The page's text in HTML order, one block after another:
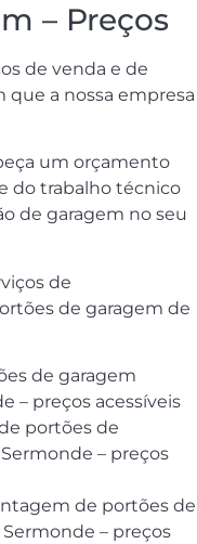
– Preços
de venda e de
que a nossa empresa
um orçamento
do trabalho técnico
de garagem no seu
de
de garagem de
de garagem
– preços acessíveis
portões de
– preços
de portões de
– preços